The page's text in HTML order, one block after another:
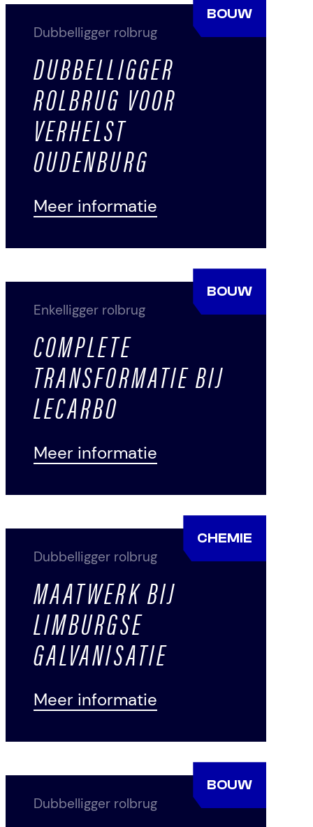
BOUW
Dubbelligger rolbrug
DUBBELLIGGER
ROLBRUG VOOR
VERHELST
OUDENBURG
Meer informatie
BOUW
Enkelligger rolbrug
COMPLETE
TRANSFORMATIE BIJ
LECARBO
Meer informatie
CHEMIE
Dubbelligger rolbrug
MAATWERK BIJ
LIMBURGSE
GALVANISATIE
Meer informatie
BOUW
Dubbelligger rolbrug